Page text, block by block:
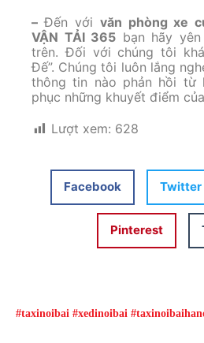
– Đến với văn phòng xe
VẬN TẢI 365 bạn hãy
trên. Đối với chúng tôi
Đế”. Chúng tôi luôn lắng
thông tin nào phản hồi từ
phục những khuyết điểm
Lượt xem: 628
Facebook Twitter
Pinterest
#taxinoibai #xedinoibai